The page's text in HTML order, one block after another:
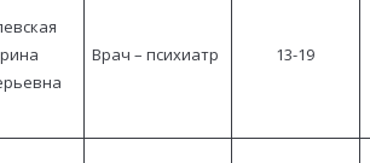
Врач – психиатр 13-19